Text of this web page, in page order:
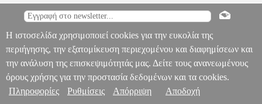
2700Κ 623LMANA.GYR0687 GEYER GEYER
42W E14 2700Κ 623LM
1.10
Πληροφορίες & Υπηρεσίες >
Η ιστοσελίδα χρησιμοποιεί cookies για την ευκολία της
περιήγησης, την εξατομίκευση περιεχομένου και διαφημίσεων και
την ανάλυση της επισκεψιμότητάς μας. Δείτε τους ανανεωμένους
όρους χρήσης για την προστασία δεδομένων και τα cookies.
Πληροφορίες
Ρυθμίσεις Απόρριψη Αποδοχή